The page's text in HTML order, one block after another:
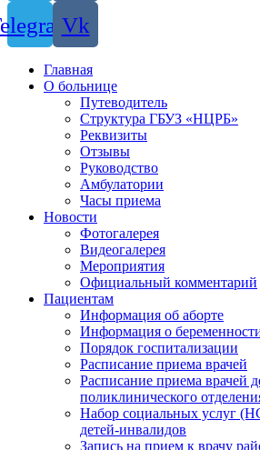
Vk
Главная
О больнице
Путеводитель
Структура ГБУЗ «НЦРБ»
Реквизиты
Отзывы
Руководство
Амбулатории
Часы приема
Новости
Фотогалерея
Видеогалерея
Мероприятия
Официальный комментарий
Пациентам
Информация об аборте
Информация о
Порядок госпитализации
Расписание приема врачей
Расписание приема врачей
поликлинического
Набор социальных услуг
детей-инвалидов
Запись на прием к врачу